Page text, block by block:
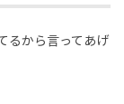
るから言ってあげ